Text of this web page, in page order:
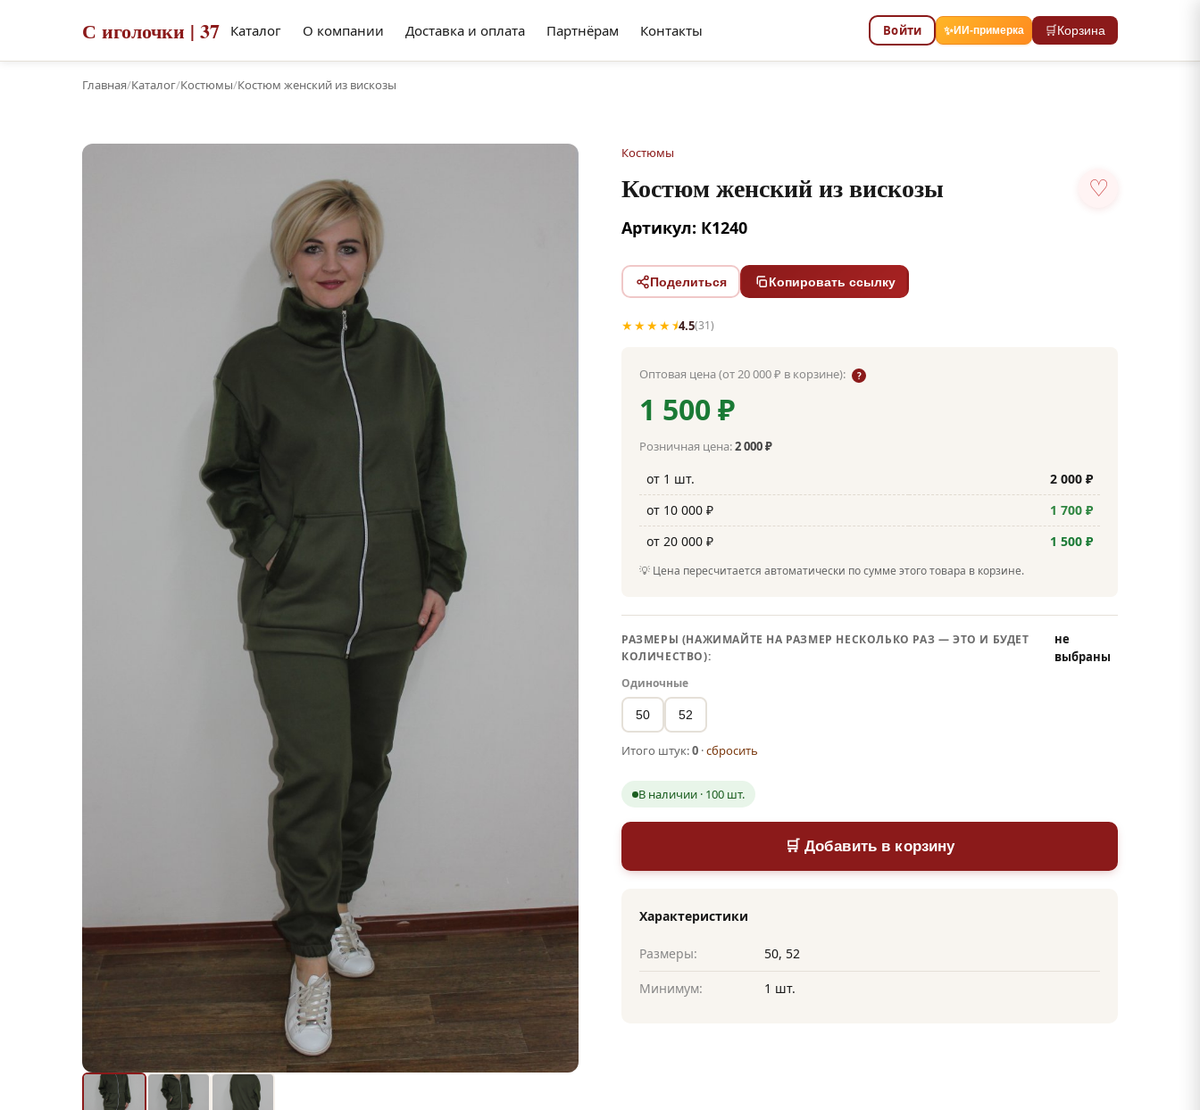
С иголочки | 37 Каталог О компании Доставка и оплата Партнёрам Контакты Войти ✨ИИ-примерка 🛒Корзина
Главная/Каталог/Костюмы/Костюм женский из вискозы
Костюмы
Костюм женский из вискозы ♡
Артикул: К1240
Поделиться Копировать ссылку
★★★★⯨4.5(31)
Оптовая цена (от 20 000 ₽ в корзине): ?
1 500 ₽
Розничная цена:2 000 ₽
от 1 шт.
2 000 ₽
от 10 000 ₽
1 700 ₽
от 20 000 ₽
1 500 ₽
💡 Цена пересчитается автоматически по сумме этого товара в корзине.
РАЗМЕРЫ (НАЖИМАЙТЕ НА РАЗМЕР НЕСКОЛЬКО РАЗ — ЭТО И БУДЕТ
КОЛИЧЕСТВО):
не
выбраны
Одиночные
50 52
Итого штук:0 ·сбросить
В наличии · 100 шт.
🛒 Добавить в корзину
Характеристики
Размеры: 50, 52
Минимум: 1 шт.